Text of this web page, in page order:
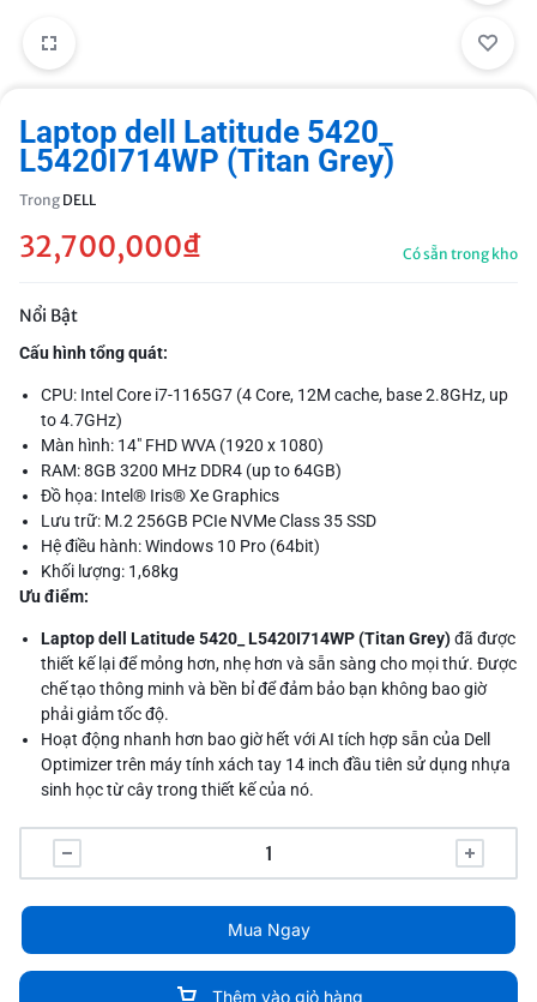
Laptop dell Latitude 5420_
L5420I714WP (Titan Grey)
Trong DELL
32,700,000₫ Có sẵn trong kho
Nổi Bật
Cấu hình tổng quát:
CPU: Intel Core i7-1165G7 (4 Core, 12M cache, base 2.8GHz, up
to 4.7GHz)
Màn hình: 14" FHD WVA (1920 x 1080)
RAM: 8GB 3200 MHz DDR4 (up to 64GB)
Đồ họa: Intel® Iris® Xe Graphics
Lưu trữ: M.2 256GB PCIe NVMe Class 35 SSD
Hệ điều hành: Windows 10 Pro (64bit)
Khối lượng: 1,68kg
Ưu điểm:
Laptop dell Latitude 5420_ L5420I714WP (Titan Grey)đã được
thiết kế lại để mỏng hơn, nhẹ hơn và sẵn sàng cho mọi thứ. Được
chế tạo thông minh và bền bỉ để đảm bảo bạn không bao giờ
phải giảm tốc độ.
Hoạt động nhanh hơn bao giờ hết với AI tích hợp sẵn của Dell
Optimizer trên máy tính xách tay 14 inch đầu tiên sử dụng nhựa
sinh học từ cây trong thiết kế của nó.
Thêm vào giỏ hàng
Mua Ngay